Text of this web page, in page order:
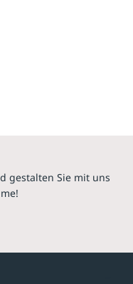
gestalten Sie mit uns